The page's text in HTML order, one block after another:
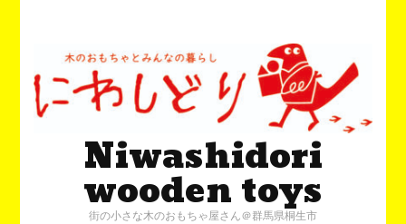
Niwashidori
wooden toys
街の小さな木のおもちゃ屋さん＠群馬県桐生市